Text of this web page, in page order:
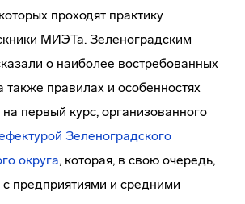
проходят практику
МИЭТа. Зеленоградским
о наиболее востребованных
также правилах и особенностях
первый курс, организованного
Зеленоградского
округа, которая, в свою очередь,
с предприятиями и средними